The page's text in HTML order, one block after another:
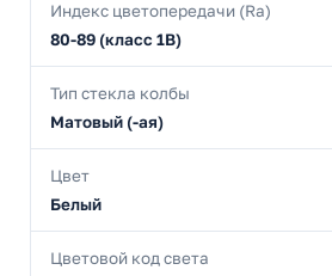
Индекс цветопередачи (Ra)
80-89 (класс 1В)
Тип стекла колбы
Матовый (-ая)
Цвет
Белый
Цветовой код света